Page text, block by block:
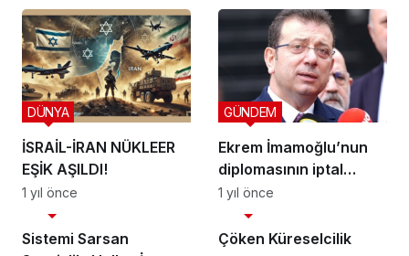
İSRAİL-İRAN NÜKLEER
EŞİK AŞILDI!
DÜNYA
1 yıl önce
Ekrem İmamoğlu’nun
diplomasının iptal
edilmesi sonrası süreç
nasıl işleyecek?
GÜNDEM
1 yıl önce
Sistemi Sarsan
SİYASET
Çöken Küreselcilik
SİYASET